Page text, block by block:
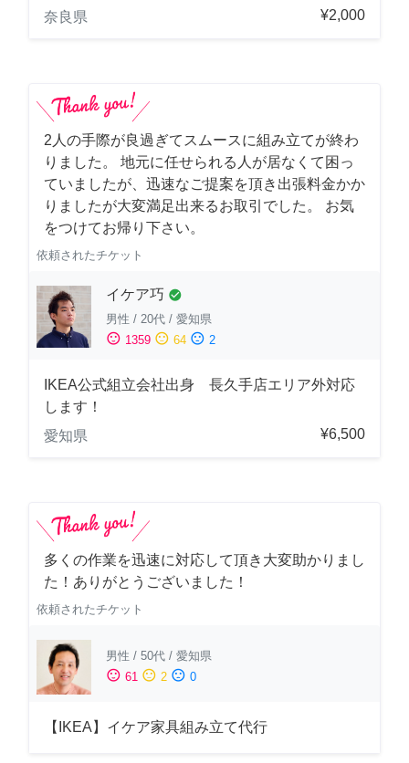
奈良県
¥2,000
2人の手際が良過ぎてスムースに組み立てが終わ
りました。 地元に任せられる人が居なくて困っ
ていましたが、迅速なご提案を頂き出張料金かか
りましたが大変満足出来るお取引でした。 お気
をつけてお帰り下さい。
依頼されたチケット
イケア巧 check_circle
男性 / 20代 / 愛知県
sentiment_satisfied 1359 sentiment_neutral 64 sentiment_dissatisfied 2
IKEA公式組立会社出身 長久手店エリア外対応
します！
愛知県
¥6,500
多くの作業を迅速に対応して頂き大変助かりまし
た！ありがとうございました！
依頼されたチケット
男性 / 50代 / 愛知県
sentiment_satisfied 61 sentiment_neutral 2 sentiment_dissatisfied 0
【IKEA】イケア家具組み立て代行